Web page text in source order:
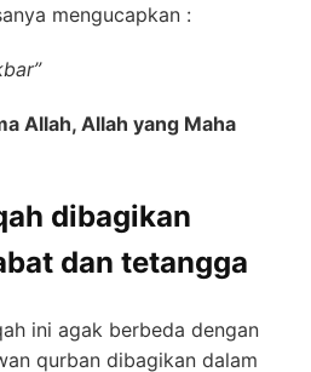
mengucapkan :
Allah, Allah yang Maha
dibagikan
dan tetangga
ini agak berbeda dengan
qurban dibagikan dalam